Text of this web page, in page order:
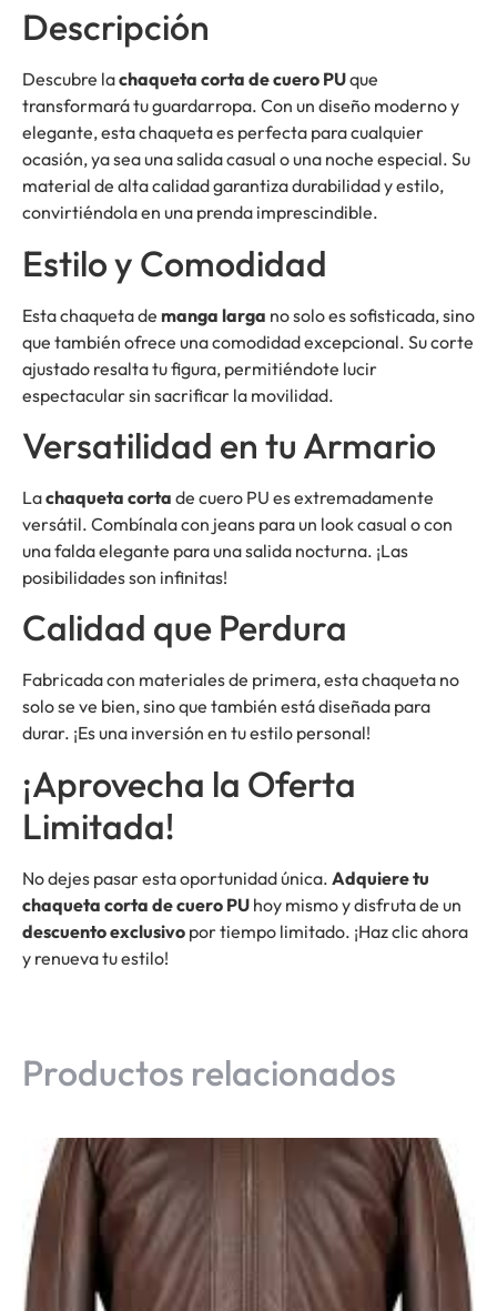
Descripción
Descubre lachaqueta corta de cuero PUque
transformará tu guardarropa. Con un diseño moderno y
elegante, esta chaqueta es perfecta para cualquier
ocasión, ya sea una salida casual o una noche especial. Su
material de alta calidad garantiza durabilidad y estilo,
convirtiéndola en una prenda imprescindible.
Estilo y Comodidad
Esta chaqueta de manga larga no solo es sofisticada, sino
que también ofrece una comodidad excepcional. Su corte
ajustado resalta tu figura, permitiéndote lucir
espectacular sin sacrificar la movilidad.
Versatilidad en tu Armario
Lachaqueta corta de cuero PU es extremadamente
versátil. Combínala con jeans para un look casual o con
una falda elegante para una salida nocturna. ¡Las
posibilidades son infinitas!
Calidad que Perdura
Fabricada con materiales de primera, esta chaqueta no
solo se ve bien, sino que también está diseñada para
durar. ¡Es una inversión en tu estilo personal!
¡Aprovecha la Oferta
Limitada!
No dejes pasar esta oportunidad única. Adquiere tu
chaqueta corta de cuero PU hoy mismo y disfruta de un
descuento exclusivo por tiempo limitado. ¡Haz clic ahora
y renueva tu estilo!
Productos relacionados